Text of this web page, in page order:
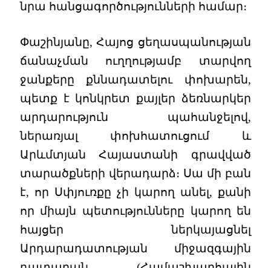
նրա հանցագործությունների համար։
Փաշինյանը, Հայոց ցեղասպանության
ճանաչման ուղղությամբ տարվող
ջանքերը քննադատելու փոխարեն,
պետք է կոնկրետ քայլեր ձեռնարկեր
արդարություն պահանջելով,
ներառյալ փոխհատուցում և
Արևմտյան Հայաստանի գրավված
տարածքների վերադարձ։ Սա մի բան
է, որ Սփյուռքը չի կարող անել, քանի
որ միայն պետությունները կարող են
հայցեր ներկայացնել
Արդարադատության միջազգային